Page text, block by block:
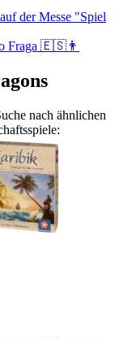
der Messe "Spiel
Fraga 🇪🇸👨
nach ähnlichen